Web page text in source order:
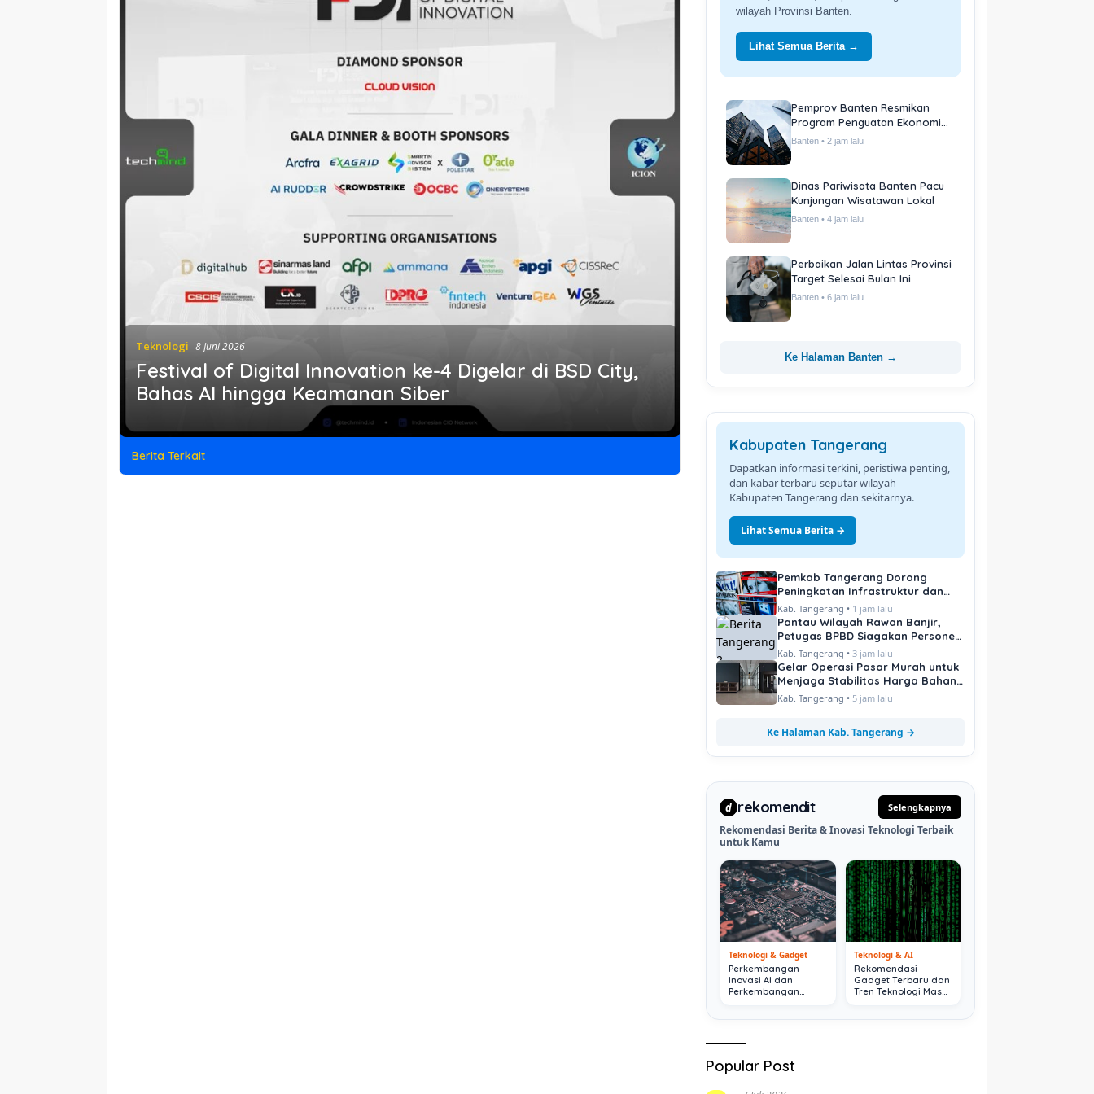
Teknologi 8 Juni 2026
Festival of Digital Innovation ke-4 Digelar di BSD City,
Bahas AI hingga Keamanan Siber
Berita Terkait
wilayah Provinsi Banten.
Lihat Semua Berita →
Pemprov Banten Resmikan
Program Penguatan Ekonomi
Daerah
Banten • 2 jam lalu
Dinas Pariwisata Banten Pacu
Kunjungan Wisatawan Lokal
Banten • 4 jam lalu
Perbaikan Jalan Lintas Provinsi
Target Selesai Bulan Ini
Banten • 6 jam lalu
Ke Halaman Banten →
Kabupaten Tangerang
Dapatkan informasi terkini, peristiwa penting,
dan kabar terbaru seputar wilayah
Kabupaten Tangerang dan sekitarnya.
Lihat Semua Berita →
Pemkab Tangerang Dorong
Peningkatan Infrastruktur dan
Pelayanan Publik
Kab. Tangerang • 1 jam lalu
Pantau Wilayah Rawan Banjir,
Petugas BPBD Siagakan Personel
di Titik Kritis
Kab. Tangerang •3 jam lalu
Gelar Operasi Pasar Murah untuk
Menjaga Stabilitas Harga Bahan
Pokok
Kab. Tangerang • 5 jam lalu
Ke Halaman Kab. Tangerang →
d rekomendit Selengkapnya
Rekomendasi Berita & Inovasi Teknologi Terbaik
untuk Kamu
Teknologi & Gadget
Perkembangan
Inovasi AI dan
Perkembangan
Teknologi & AI
Rekomendasi
Gadget Terbaru dan
Tren Teknologi Masa
Popular Post